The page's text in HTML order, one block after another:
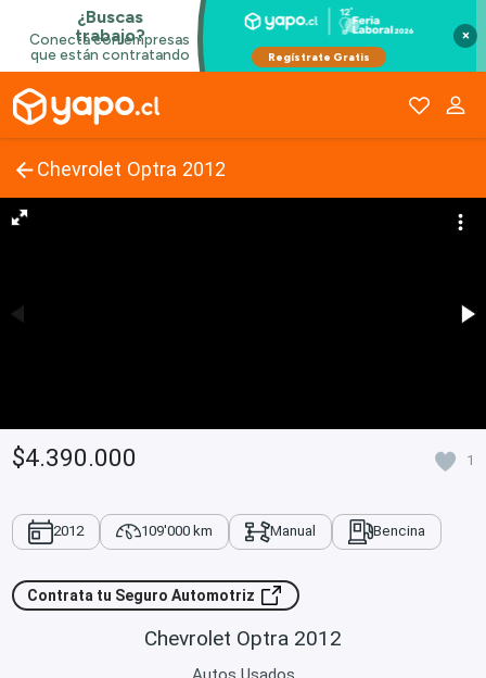
×
Chevrolet Optra 2012
$4.390.000 1
2012 109'000 km Manual Bencina
Contrata tu Seguro Automotriz
Chevrolet Optra 2012